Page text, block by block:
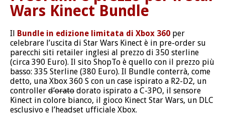
Wars Kinect Bundle
Il Bundle in edizione limitata di Xbox 360 per
celebrare l’uscita di Star Wars Kinect è in pre-order su
parecchi siti retailer inglesi al prezzo di 350 sterline
(circa 390 Euro). Il sito ShopTo è quello con il prezzo più
basso: 335 Sterline (380 Euro). Il Bundle conterrà, come
detto, una Xbox 360 S con un case ispirato a R2-D2, un
controller d’orato dorato ispirato a C-3PO, il sensore
Kinect in colore bianco, il gioco Kinect Star Wars, un DLC
esclusivo e l’headset ufficiale Xbox.